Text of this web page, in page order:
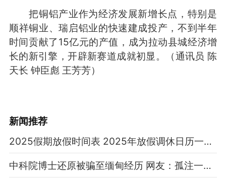
把铜铝产业作为经济发展新增长点，特别是
顺祥铜业、瑞启铝业的快速建成投产，不到半年
时间贡献了15亿元的产值，成为拉动县城经济增
长的新引擎，开辟新赛道成就初显。（通讯员 陈
天长 钟臣彪 王芳芳）
新闻推荐
2025假期放假时间表 2025年放假调休日历一览表
中科院博士还原被骗至缅甸经历 网友：孤注一掷现实版